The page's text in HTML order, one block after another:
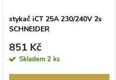
stykač iCT 25A 230/240V 2s
SCHNEIDER
851 Kč
Skladem 2 ks